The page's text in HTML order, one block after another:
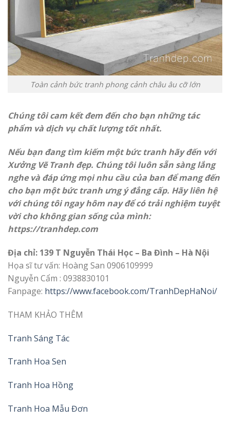
Toàn cảnh bức tranh phong cảnh châu âu cỡ lớn
Chúng tôi cam kết đem đến cho bạn những tác
phẩm và dịch vụ chất lượng tốt nhất.
Nếu bạn đang tìm kiếm một bức tranh hãy đến với
Xưởng Vẽ Tranh đẹp. Chúng tôi luôn sẵn sàng lắng
nghe và đáp ứng mọi nhu cầu của ban để mang đến
cho bạn một bức tranh ưng ý đẳng cấp. Hãy liên hệ
với chúng tôi ngay hôm nay để có trải nghiệm tuyệt
vời cho không gian sống của mình:
https://tranhdep.com
Địa chỉ: 139 T Nguyễn Thái Học – Ba Đình – Hà Nội
Họa sĩ tư vấn: Hoàng San 0906109999
Nguyễn Cẩm : 0938830101
Fanpage: https://www.facebook.com/TranhDepHaNoi/
THAM KHẢO THÊM
Tranh Sáng Tác
Tranh Hoa Sen
Tranh Hoa Hồng
Tranh Hoa Mẫu Đơn